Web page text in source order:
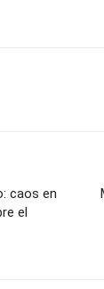
caos en
el